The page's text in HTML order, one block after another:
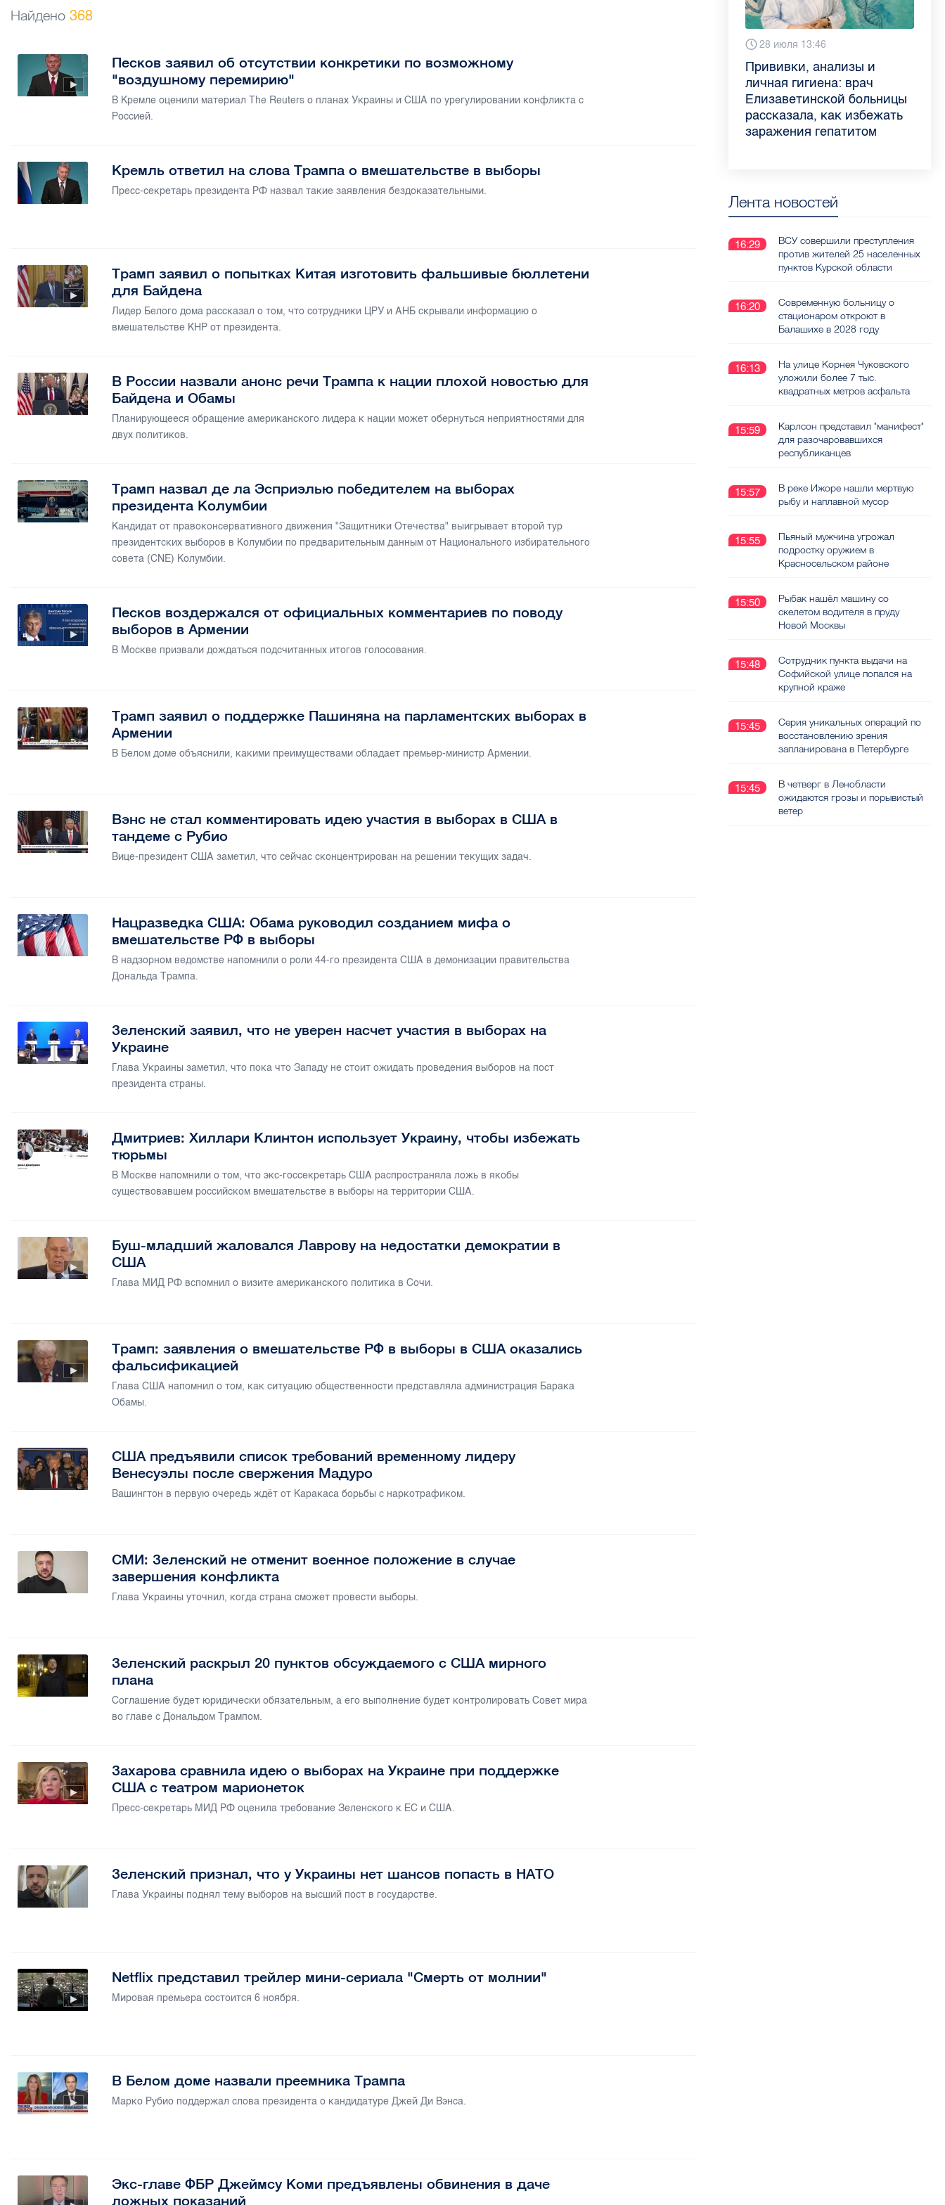
Найдено 368
Песков заявил об отсутствии конкретики по возможному
"воздушному перемирию"
В Кремле оценили материал The Reuters о планах Украины и США по урегулировании конфликта с
Россией.
Кремль ответил на слова Трампа о вмешательстве в выборы
Пресс-секретарь президента РФ назвал такие заявления бездоказательными.
Трамп заявил о попытках Китая изготовить фальшивые бюллетени
для Байдена
Лидер Белого дома рассказал о том, что сотрудники ЦРУ и АНБ скрывали информацию о
вмешательстве КНР от президента.
В России назвали анонс речи Трампа к нации плохой новостью для
Байдена и Обамы
Планирующееся обращение американского лидера к нации может обернуться неприятностями для
двух политиков.
Трамп назвал де ла Эсприэлью победителем на выборах
президента Колумбии
Кандидат от правоконсервативного движения "Защитники Отечества" выигрывает второй тур
президентских выборов в Колумбии по предварительным данным от Национального избирательного
совета (CNE) Колумбии.
Песков воздержался от официальных комментариев по поводу
выборов в Армении
В Москве призвали дождаться подсчитанных итогов голосования.
Трамп заявил о поддержке Пашиняна на парламентских выборах в
Армении
В Белом доме объяснили, какими преимуществами обладает премьер-министр Армении.
Вэнс не стал комментировать идею участия в выборах в США в
тандеме с Рубио
Вице-президент США заметил, что сейчас сконцентрирован на решении текущих задач.
Нацразведка США: Обама руководил созданием мифа о
вмешательстве РФ в выборы
В надзорном ведомстве напомнили о роли 44-го президента США в демонизации правительства
Дональда Трампа.
Зеленский заявил, что не уверен насчет участия в выборах на
Украине
Глава Украины заметил, что пока что Западу не стоит ожидать проведения выборов на пост
президента страны.
Дмитриев: Хиллари Клинтон использует Украину, чтобы избежать
тюрьмы
В Москве напомнили о том, что экс-госсекретарь США распространяла ложь в якобы
существовавшем российском вмешательстве в выборы на территории США.
Буш-младший жаловался Лаврову на недостатки демократии в
США
Глава МИД РФ вспомнил о визите американского политика в Сочи.
Трамп: заявления о вмешательстве РФ в выборы в США оказались
фальсификацией
Глава США напомнил о том, как ситуацию общественности представляла администрация Барака
Обамы.
США предъявили список требований временному лидеру
Венесуэлы после свержения Мадуро
Вашингтон в первую очередь ждёт от Каракаса борьбы с наркотрафиком.
СМИ: Зеленский не отменит военное положение в случае
завершения конфликта
Глава Украины уточнил, когда страна сможет провести выборы.
Зеленский раскрыл 20 пунктов обсуждаемого с США мирного
плана
Соглашение будет юридически обязательным, а его выполнение будет контролировать Совет мира
во главе с Дональдом Трампом.
Захарова сравнила идею о выборах на Украине при поддержке
США с театром марионеток
Пресс-секретарь МИД РФ оценила требование Зеленского к ЕС и США.
Зеленский признал, что у Украины нет шансов попасть в НАТО
Глава Украины поднял тему выборов на высший пост в государстве.
Netflix представил трейлер мини-сериала "Смерть от молнии"
Мировая премьера состоится 6 ноября.
В Белом доме назвали преемника Трампа
Марко Рубио поддержал слова президента о кандидатуре Джей Ди Вэнса.
Экс-главе ФБР Джеймсу Коми предъявлены обвинения в даче
ложных показаний
Сегодня 9:02
Piter.TV находится в
ТОП-10 рейтинга самых
цитируемых СМИ
Петербурга и Ленобласти
во II квартале 2026 года
28 июля 13:46
Прививки, анализы и
личная гигиена: врач
Елизаветинской больницы
рассказала, как избежать
заражения гепатитом
13 июля 9:05
Как обезопасить ребенка
летом: советы педиатра
для родителей
3 июля 11:56
Проходные баллы в вузах
СПб — 2026: где самый
высокий и самый низкий
конкурс
Лента новостей
16:29
ВСУ совершили преступления
против жителей 25 населенных
пунктов Курской области
16:20
Современную больницу о
стационаром откроют в
Балашихе в 2028 году
16:13
На улице Корнея Чуковского
уложили более 7 тыс.
квадратных метров асфальта
15:59
Карлсон представил "манифест"
для разочаровавшихся
республиканцев
15:57
В реке Ижоре нашли мертвую
рыбу и наплавной мусор
15:55
Пьяный мужчина угрожал
подростку оружием в
Красносельском районе
15:50
Рыбак нашёл машину со
скелетом водителя в пруду
Новой Москвы
15:48
Сотрудник пункта выдачи на
Софийской улице попался на
крупной краже
15:45
Серия уникальных операций по
восстановлению зрения
запланирована в Петербурге
15:45
В четверг в Ленобласти
ожидаются грозы и порывистый
ветер